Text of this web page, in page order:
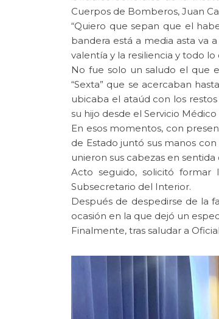
Cuerpos de Bomberos, Juan
“Quiero que sepan que el
bandera está a media asta va
valentía y la resiliencia y todo lo
No fue solo un saludo el que
“Sexta” que se acercaban
ubicaba el ataúd con los
su hijo desde el Servicio
En esos momentos, con
de Estado juntó sus manos
unieron sus cabezas en
Acto seguido, solicitó
Subsecretario del Interior.
Después de despedirse de la
ocasión en la que dejó un
Finalmente, tras saludar a